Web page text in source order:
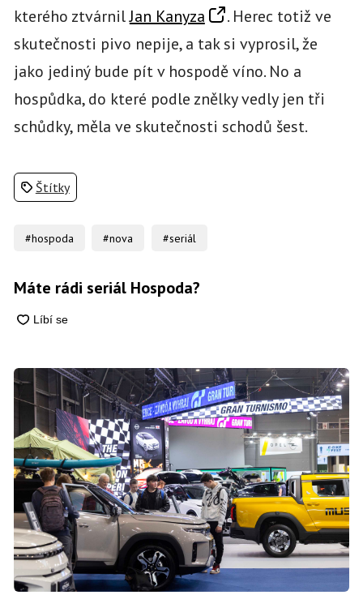
kterého ztvárnilJan Kanyza
. Herec totiž ve
skutečnosti pivo nepije, a tak si vyprosil, že
jako jediný bude pít v hospodě víno. No a
hospůdka, do které podle znělky vedly jen tři
schůdky, měla ve skutečnosti schodů šest.
Štítky
#hospoda #nova #seriál
Máte rádi seriál Hospoda?